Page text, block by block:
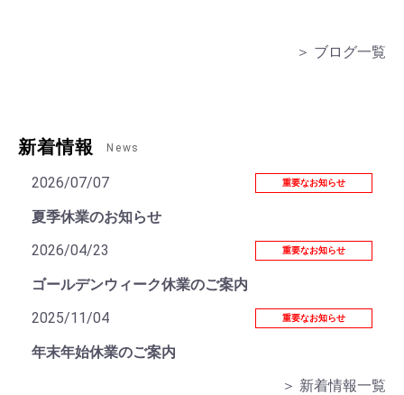
＞ ブログ一覧
新着情報 News
2026/07/07 重要なお知らせ
夏季休業のお知らせ
2026/04/23
重要なお知らせ
ゴールデンウィーク休業のご案内
2025/11/04
重要なお知らせ
年末年始休業のご案内
＞ 新着情報一覧